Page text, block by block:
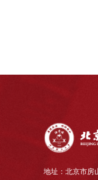
地址：北京市房